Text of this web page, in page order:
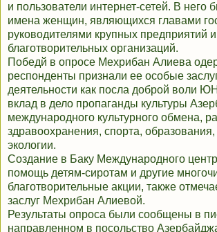
и пользователи интернет-сетей. В него
имена женщин, являющихся главами
руководителями крупных предприятий и
благотворительных организаций.
Победй в опросе Мехрибан Алиева
респонденты признали ее особые
деятельности как посла доброй воли
вклад в дело пропаганды культуры
международного культурного обмена,
здравоохранения, спорта, образования,
экологии.
Создание в Баку Международного
помощь детям-сиротам и другие
благотворительные акции, также
заслуг Мехрибан Алиевой.
Результаты опроса были сообщены в
направленном в посольство